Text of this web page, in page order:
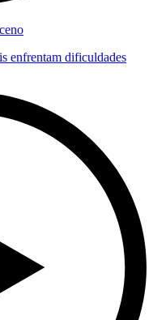
enfrentam dificuldades